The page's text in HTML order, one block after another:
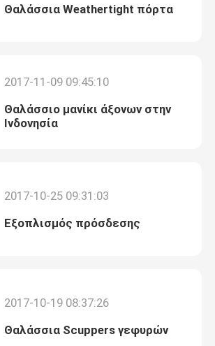
Θαλάσσια Weathertight πόρτα
2017-11-09 09:45:10
Θαλάσσιο μανίκι άξονων στην
Ινδονησία
2017-10-25 09:31:03
Εξοπλισμός πρόσδεσης
2017-10-19 08:37:26
Θαλάσσια Scuppers γεφυρών